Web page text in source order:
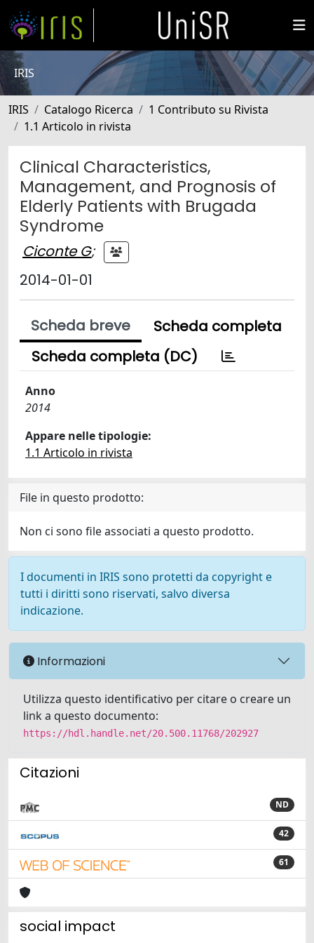
IRIS
IRIS Catalogo Ricerca
1 Contributo su Rivista
1.1 Articolo in rivista
Clinical Characteristics,
Management, and Prognosis of
Elderly Patients with Brugada
Syndrome
Ciconte G;
2014-01-01
Scheda breve
Scheda completa
Scheda completa (DC)
Anno
2014
Appare nelle tipologie:
1.1 Articolo in rivista
File in questo prodotto:
Non ci sono file associati a questo prodotto.
I documenti in IRIS sono protetti da copyright e
tutti i diritti sono riservati, salvo diversa
indicazione.
Informazioni
Utilizza questo identificativo per citare o creare un
link a questo documento:
https://hdl.handle.net/20.500.11768/202927
Citazioni
ND
42
61
social impact